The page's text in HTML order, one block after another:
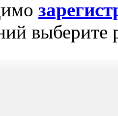
выберите